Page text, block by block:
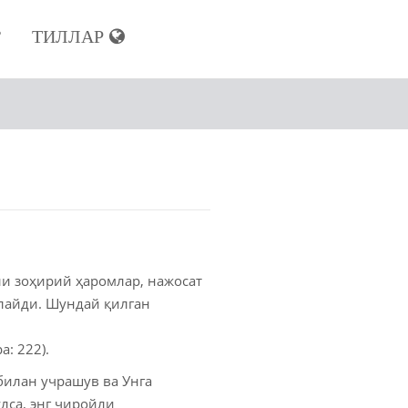
ТИЛЛАР
зоҳирий ҳаромлар, нажосат
Шундай қилган
222).
учрашув ва Унга
энг чиройли